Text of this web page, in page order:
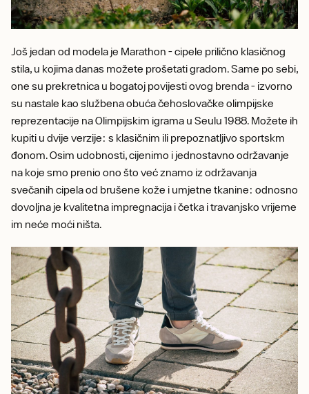
Još jedan od modela je Marathon - cipele prilično klasičnog
stila, u kojima danas možete prošetati gradom. Same po sebi,
one su prekretnica u bogatoj povijesti ovog brenda - izvorno
su nastale kao službena obuća čehoslovačke olimpijske
reprezentacije na Olimpijskim igrama u Seulu 1988. Možete ih
kupiti u dvije verzije: s klasičnim ili prepoznatljivo sportskm
đonom. Osim udobnosti, cijenimo i jednostavno održavanje
na koje smo prenio ono što već znamo iz održavanja
svečanih cipela od brušene kože i umjetne tkanine: odnosno
dovoljna je kvalitetna impregnacija i četka i travanjsko vrijeme
im neće moći ništa.